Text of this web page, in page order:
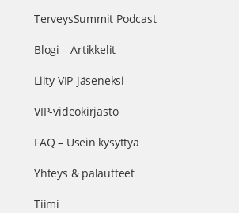
TerveysSummit Podcast
Blogi – Artikkelit
Liity VIP-jäseneksi
VIP-videokirjasto
FAQ – Usein kysyttyä
Yhteys & palautteet
Tiimi